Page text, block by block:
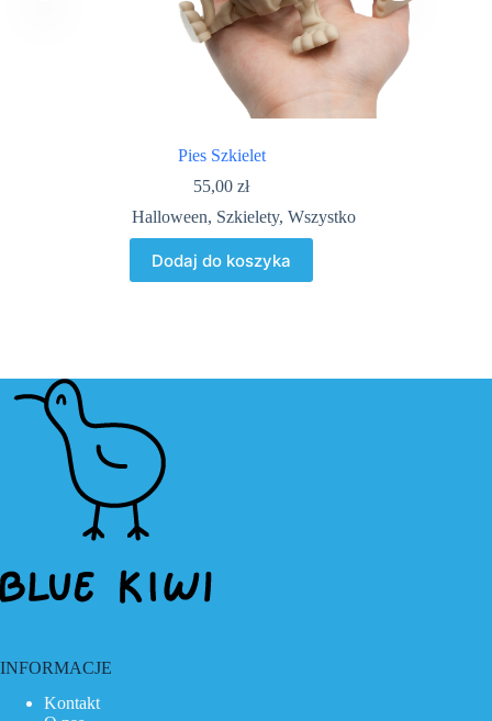
Pies Szkielet
55,00zł
Halloween, Szkielety, Wszystko
Dodaj do koszyka
INFORMACJE
Kontakt